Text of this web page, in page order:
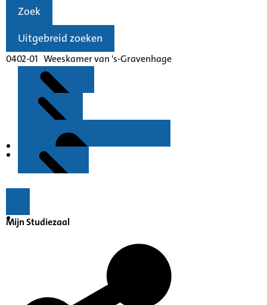
Zoek
Uitgebreid zoeken
0402-01 Weeskamer van 's-Gravenhage
Kenmerken
Inleiding
Inventaris
Mijn Studiezaal